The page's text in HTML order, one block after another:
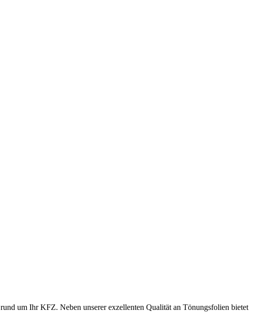
rund um Ihr KFZ. Neben unserer exzellenten Qualität an Tönungsfolien bietet